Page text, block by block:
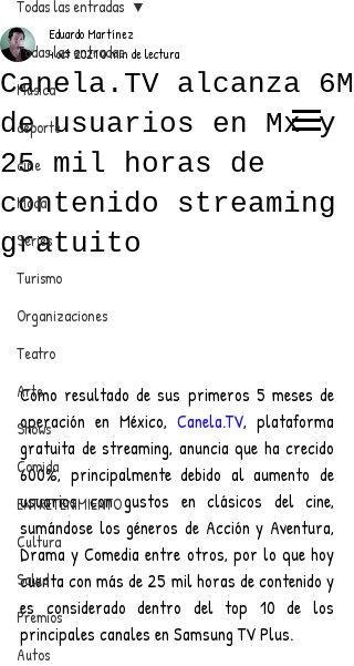
ANUNCIATE CON NOSOTROS
PARA MÁS INFORMACIÓN:
dinamicaseltrendytop@gmail.com
EL TRENDY TOP
CON EDDY MARTINEZ
Todas las entradas
Música
deporte
cine
Moda
Series
Turismo
Organizaciones
Teatro
Arte
Shows
Comida
ENTRETENIMIENTO
Cultura
Salud
Premios
Autos
Todas las entradas
Canela.TV alcanza 6M
de usuarios en Mx y
25 mil horas de
contenido streaming
gratuito
Eduardo Martínez
4 oct 20210 min de lectura
Como resultado de sus primeros 5 meses de
operación en México, Canela.TV, plataforma
gratuita de streaming, anuncia que ha crecido
600%, principalmente debido al aumento de
usuarios con gustos en clásicos del cine,
sumándose los géneros de Acción y Aventura,
Drama y Comedia entre otros, por lo que hoy
cuenta con más de 25 mil horas de contenido y
es considerado dentro del top 10 de los
principales canales en Samsung TV Plus.